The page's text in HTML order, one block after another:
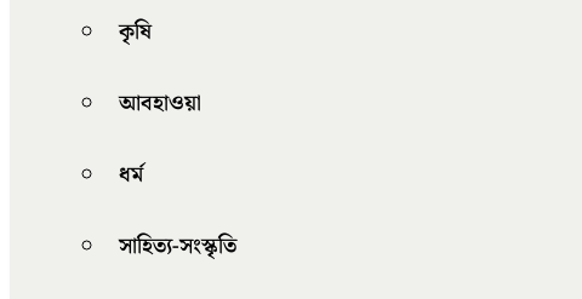
কৃষি
আবহাওয়া
ধর্ম
সাহিত্য-সংস্কৃতি